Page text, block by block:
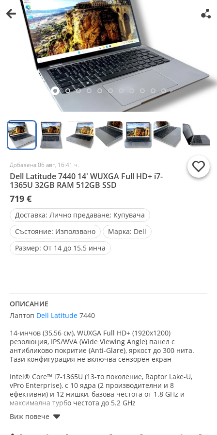
Добавена 06 авг, 16:41 ч.
Dell Latitude 7440 14' WUXGA Full HD+ i7-
1365U 32GB RAM 512GB SSD
719 €
Доставка: Лично предаване; Купувача
Състояние: Използвано Марка: Dell
Размер: От 14 до 15.5 инча
ОПИСАНИЕ
Лаптоп Dell Latitude 7440
14-инчов (35,56 см), WUXGA Full HD+ (1920x1200)
резолюция, IPS/WVA (Wide Viewing Angle) панел с
антибликово покритие (Anti-Glare), яркост до 300 нита.
Тази конфигурация не включва сензорен екран
Intel® Core™ i7-1365U (13-то поколение, Raptor Lake-U,
vPro Enterprise), с 10 ядра (2 производителни и 8
ефективни) и 12 нишки, базова честота от 1.8 GHz и
максимална турбо честота до 5.2 GHz
32 GB LPDDR5 RAM, интегрирана на дънната платка,